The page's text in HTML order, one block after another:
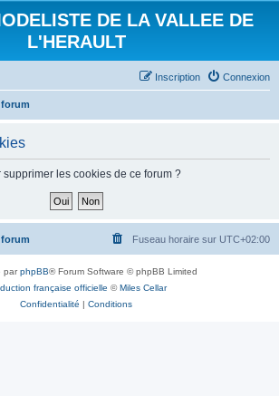
DE LA VALLEE DE
L'HERAULT
Connexion
Inscription
supprimer les cookies de ce forum ?
Fuseau horaire sur UTC+02:00
parphpBB® Forum Software © phpBB Limited
française officielle ©Miles Cellar
Confidentialité | Conditions